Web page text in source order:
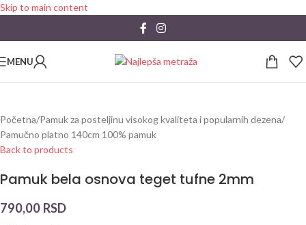
Skip to main content
MENU
Početna/Pamuk za posteljinu visokog kvaliteta i popularnih dezena/
Pamučno platno 140cm 100% pamuk
Back to products
Pamuk bela osnova teget tufne 2mm
790,00 RSD